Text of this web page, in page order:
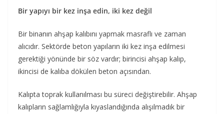
Bir yapıyı bir kez inşa edin, iki kez değil
Bir binanın ahşap kalıbını yapmak masraflı ve zaman
alıcıdır. Sektörde beton yapıların iki kez inşa edilmesi
gerektiği yönünde bir söz vardır; birincisi ahşap kalıp,
ikincisi de kalıba dökülen beton açısından.
Kalıpta toprak kullanılması bu süreci değiştirebilir. Ahşap
kalıpların sağlamlığıyla kıyaslandığında alışılmadık bir